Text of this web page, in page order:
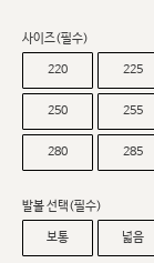
사이즈(필수)
220 225
250 255
280 285
발볼 선택(필수)
보통 넓음